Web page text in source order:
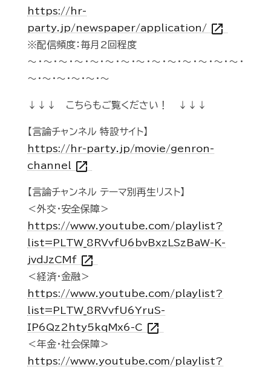
https://hr-
party.jp/newspaper/application/ open_in_new
※配信頻度：毎月2回程度
～・～・～・～・～・～・～・～・～・～・～・～・～・～・
～・～・～・～・～・～
↓↓↓ こちらもご覧ください！ ↓↓↓
【言論チャンネル 特設サイト】
https://hr-party.jp/movie/genron-
channel open_in_new
【言論チャンネル テーマ別再生リスト】
＜外交・安全保障＞
https://www.youtube.com/playlist?
list=PLTW_8RVvfU6bvBxzLSzBaW-K-
jvdJzCMf open_in_new
＜経済・金融＞
https://www.youtube.com/playlist?
list=PLTW_8RVvfU6YruS-
IP6Qz2hty5kqMx6-C open_in_new
＜年金・社会保障＞
https://www.youtube.com/playlist?